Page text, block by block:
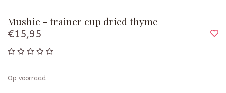
Mushie - trainer cup dried thyme
€15,95
Op voorraad